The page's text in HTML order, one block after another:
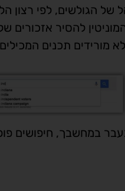
של הגולשים, לפי רצון
להסיר אזכורים
תכנים המכילים
במחשבך, חיפושים